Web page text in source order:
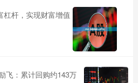
杠杆，实现财富增值
飞：累计回购约143万